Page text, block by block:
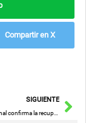
Compartir en X
SIGUIENTE
El presidente regional confirma la recuperación del servicio de TAC en el Centro de Especialidades, Diagnóstico y Tratamiento de Torrijos